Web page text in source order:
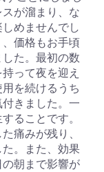
が溜まり、な
めませんでし
価格もお手頃
た。最初の数
って夜を迎え
を続けるうち
きました。一
ることです。
痛みが残り、
。また、効果
朝まで影響が